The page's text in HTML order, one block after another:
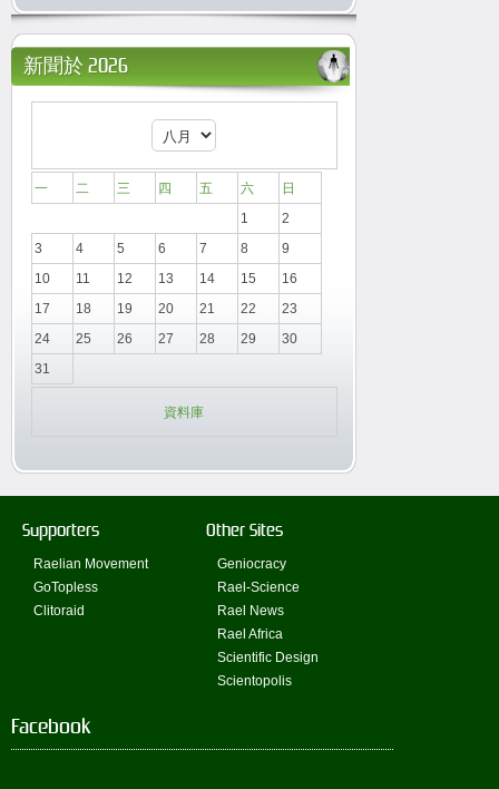
新聞於 2026
一 二 三 四 五 六
日
1
2
3
4 5 6 7 8
9
10
11 12 13 14 15
16
17
18 19 20 21 22
23
24
25 26 27 28 29
30
31
資料庫
Supporters
Raelian Movement
GoTopless
Clitoraid
Other Sites
Geniocracy
Rael-Science
Rael News
Rael Africa
Scientific Design
Scientopolis
Facebook